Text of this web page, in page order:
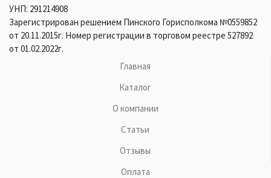
УНП: 291214908
Зарегистрирован решением Пинского Горисполкома №0559852
от 20.11.2015г. Номер регистрации в торговом реестре 527892
от 01.02.2022г.
Главная
Каталог
О компании
Статьи
Отзывы
Оплата